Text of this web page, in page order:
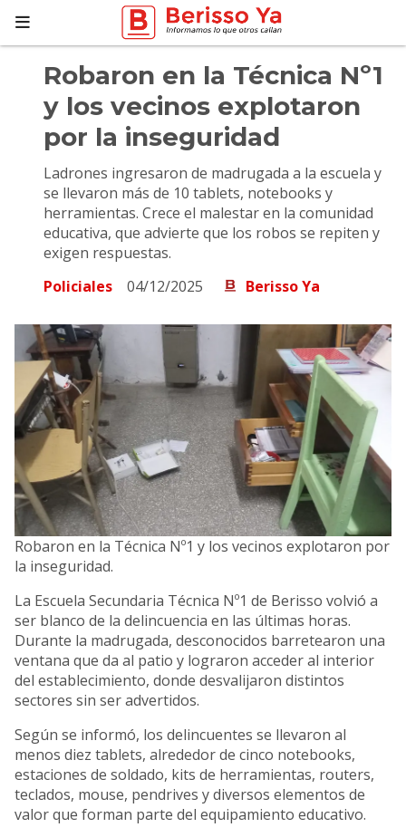
Robaron en la Técnica Nº1
y los vecinos explotaron
por la inseguridad
Ladrones ingresaron de madrugada a la escuela y
se llevaron más de 10 tablets, notebooks y
herramientas. Crece el malestar en la comunidad
educativa, que advierte que los robos se repiten y
exigen respuestas.
Policiales
04/12/2025 Berisso Ya
Robaron en la Técnica Nº1 y los vecinos explotaron por
la inseguridad.
La Escuela Secundaria Técnica Nº1 de Berisso volvió a
ser blanco de la delincuencia en las últimas horas.
Durante la madrugada, desconocidos barretearon una
ventana que da al patio y lograron acceder al interior
del establecimiento, donde desvalijaron distintos
sectores sin ser advertidos.
Según se informó, los delincuentes se llevaron al
menos diez tablets, alrededor de cinco notebooks,
estaciones de soldado, kits de herramientas, routers,
teclados, mouse, pendrives y diversos elementos de
valor que forman parte del equipamiento educativo.